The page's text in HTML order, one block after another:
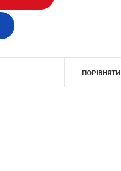
ПОРІВНЯТИ